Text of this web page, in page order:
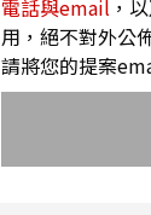
電話與email ，
用，絕不對外公
請將您的提案